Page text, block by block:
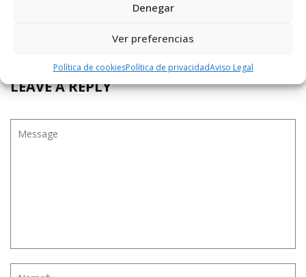
Denegar
Ver preferencias
Política de cookiesPolítica de privacidadAviso Legal
Padre eres el mejor, me enseñaste todo gracias
sabe……. Felicidades
LEAVE A REPLY